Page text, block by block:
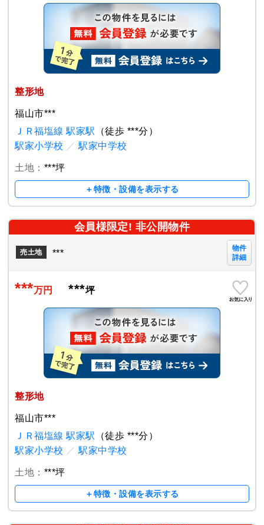
整形地
福山市***
ＪＲ福塩線 駅家駅
（徒歩 ***分）
駅家小学校 ／ 駅家中学校
土地： ***坪
＋特徴・設備を表示する
会員様限定! 非公開物件
売土地 ***
物件
詳細
***万円 ***坪
整形地
福山市***
ＪＲ福塩線 駅家駅
（徒歩 ***分）
駅家小学校 ／ 駅家中学校
土地： ***坪
＋特徴・設備を表示する